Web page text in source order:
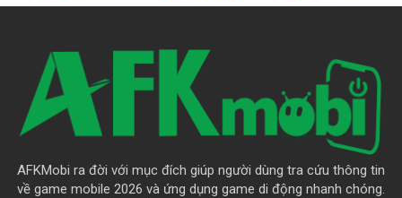
AFKMobi ra đời với mục đích giúp người dùng tra cứu thông tin
về game mobile 2026 và ứng dụng game di động nhanh chóng.